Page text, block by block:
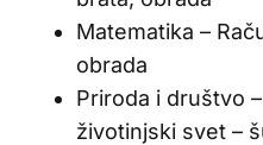
Matematika –
obrada
Priroda i društvo
životinjski svet –